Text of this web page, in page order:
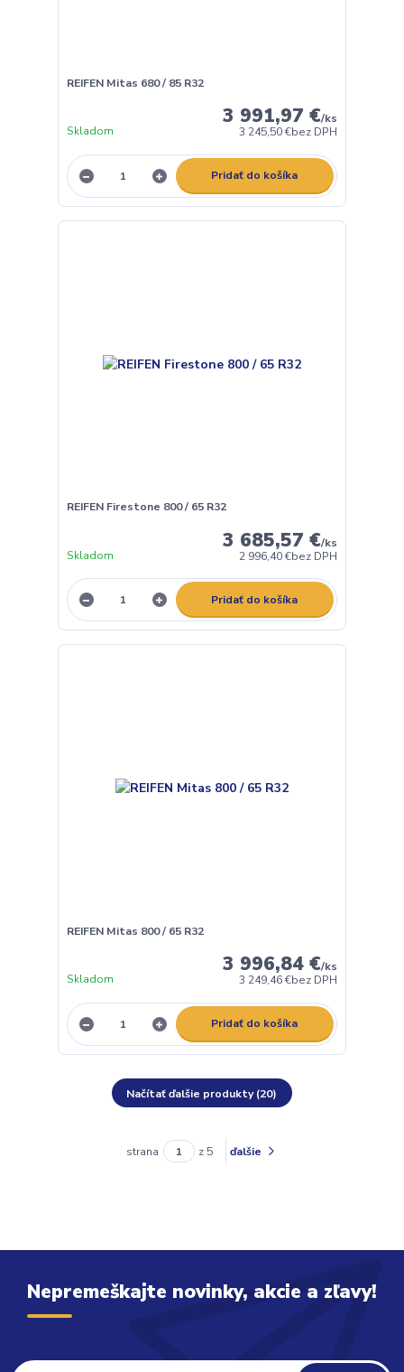
REIFEN Mitas 680 / 85 R32
3 991,97 €/ks
3 245,50 €bez DPH
Skladom
Pridať do košíka
REIFEN Firestone 800 / 65 R32
3 685,57 €/ks
2 996,40 €bez DPH
Skladom
Pridať do košíka
REIFEN Mitas 800 / 65 R32
3 996,84 €/ks
3 249,46 €bez DPH
Skladom
Pridať do košíka
Načítať ďalšie produkty (20)
strana z 5 ďalšie
Nepremeškajte novinky, akcie a zľavy!